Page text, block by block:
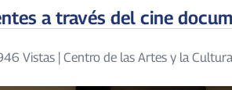
a través del cine
Vistas |Centro de las Artes y la Cultura